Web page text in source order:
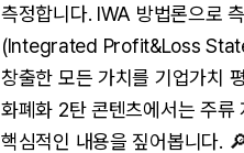
측정합니다. IWA 방법론으로
(Integrated Profit&Loss
창출한 모든 가치를 기업가치
화폐화 2탄 콘텐츠에서는 주류
핵심적인 내용을 짚어봅니다.